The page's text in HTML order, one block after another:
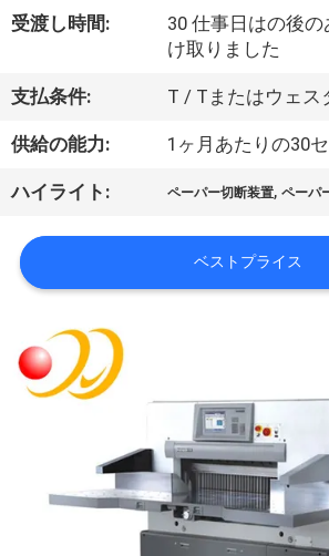
私
に
つ
い
て
場
旅
受渡し時間:
30 仕事日はの後
け取りました
支払条件: T / Tまたはウェス
供給の能力: 1ヶ月あたりの30
ハイライト: ペーパー切断装置,ペーパ
ベストプライス